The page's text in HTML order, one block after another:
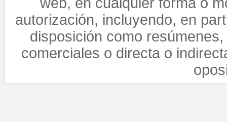
autorización, incluyendo, en
disposición como
comerciales o directa o